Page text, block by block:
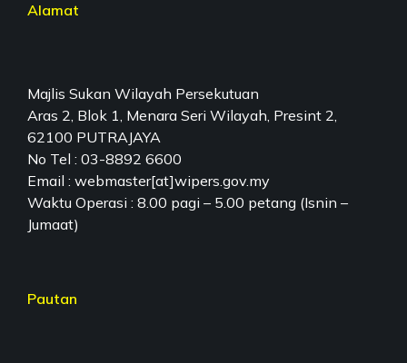
Alamat
Majlis Sukan Wilayah Persekutuan
Aras 2, Blok 1, Menara Seri Wilayah, Presint 2,
62100 PUTRAJAYA
No Tel : 03-8892 6600
Email : webmaster[at]wipers.gov.my
Waktu Operasi : 8.00 pagi – 5.00 petang (Isnin –
Jumaat)
Pautan